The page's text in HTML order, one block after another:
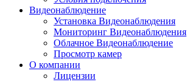
Видеонаблюдение
Установка Видеонаблюдения
Мониторинг Видеонаблюдения
Облачное Видеонаблюдение
Просмотр камер
О компании
Лицензии